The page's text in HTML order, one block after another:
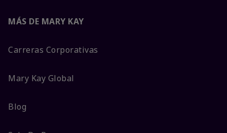
MÁS DE MARY KAY
Carreras Corporativas
Mary Kay Global
Blog